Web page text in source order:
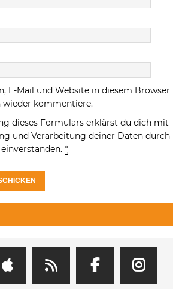
E-Mail und Website in diesem Browser
wieder kommentiere.
dieses Formulars erklärst du dich mit
und Verarbeitung deiner Daten durch
*